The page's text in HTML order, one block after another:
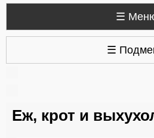
☰
☰
Еж, крот и